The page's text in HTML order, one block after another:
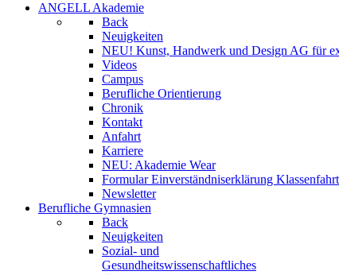
ANGELL Akademie
Back
Neuigkeiten
NEU! Kunst, Handwerk und Design AG für
Videos
Campus
Berufliche Orientierung
Chronik
Kontakt
Anfahrt
Karriere
NEU: Akademie Wear
Formular Einverständniserklärung
Newsletter
Berufliche Gymnasien
Back
Neuigkeiten
Sozial- und
Gesundheitswissenschaftliches